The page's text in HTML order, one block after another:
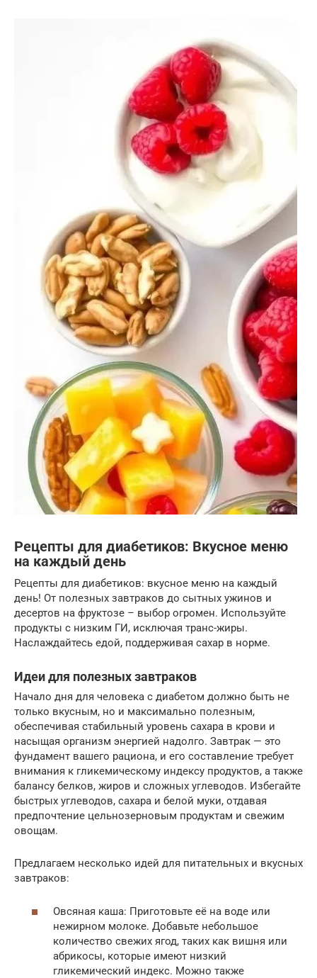
Рецепты для диабетиков: Вкусное меню
на каждый день
Рецепты для диабетиков: вкусное меню на каждый
день! От полезных завтраков до сытных ужинов и
десертов на фруктозе – выбор огромен. Используйте
продукты с низким ГИ, исключая транс-жиры.
Наслаждайтесь едой, поддерживая сахар в норме.
Идеи для полезных завтраков
Начало дня для человека с диабетом должно быть не
только вкусным, но и максимально полезным,
обеспечивая стабильный уровень сахара в крови и
насыщая организм энергией надолго. Завтрак — это
фундамент вашего рациона, и его составление требует
внимания к гликемическому индексу продуктов, а также
балансу белков, жиров и сложных углеводов. Избегайте
быстрых углеводов, сахара и белой муки, отдавая
предпочтение цельнозерновым продуктам и свежим
овощам.
Предлагаем несколько идей для питательных и вкусных
завтраков:
Овсяная каша: Приготовьте её на воде или
нежирном молоке. Добавьте небольшое
количество свежих ягод, таких как вишня или
абрикосы, которые имеют низкий
гликемический индекс. Можно также